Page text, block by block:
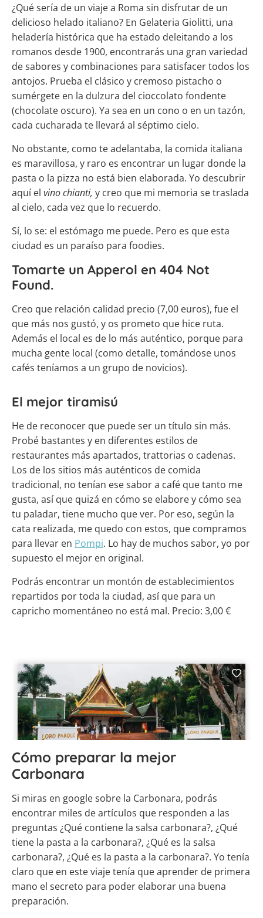
¿Qué sería de un viaje a Roma sin disfrutar de un
delicioso helado italiano? En Gelateria Giolitti, una
heladería histórica que ha estado deleitando a los
romanos desde 1900, encontrarás una gran variedad
de sabores y combinaciones para satisfacer todos los
antojos. Prueba el clásico y cremoso pistacho o
sumérgete en la dulzura del cioccolato fondente
(chocolate oscuro). Ya sea en un cono o en un tazón,
cada cucharada te llevará al séptimo cielo.
No obstante, como te adelantaba, la comida italiana
es maravillosa, y raro es encontrar un lugar donde la
pasta o la pizza no está bien elaborada. Yo descubrir
aquí el vino chianti, y creo que mi memoria se traslada
al cielo, cada vez que lo recuerdo.
Sí, lo se: el estómago me puede. Pero es que esta
ciudad es un paraíso para foodies.
Tomarte un Apperol en 404 Not
Found.
Creo que relación calidad precio (7,00 euros), fue el
que más nos gustó, y os prometo que hice ruta.
Además el local es de lo más auténtico, porque para
mucha gente local (como detalle, tomándose unos
cafés teníamos a un grupo de novicios).
El mejor tiramisú
He de reconocer que puede ser un título sin más.
Probé bastantes y en diferentes estilos de
restaurantes más apartados, trattorias o cadenas.
Los de los sitios más auténticos de comida
tradicional, no tenían ese sabor a café que tanto me
gusta, así que quizá en cómo se elabore y cómo sea
tu paladar, tiene mucho que ver. Por eso, según la
cata realizada, me quedo con estos, que compramos
para llevar en Pompi. Lo hay de muchos sabor, yo por
supuesto el mejor en original.
Podrás encontrar un montón de establecimientos
repartidos por toda la ciudad, así que para un
capricho momentáneo no está mal. Precio: 3,00 €
Cómo preparar la mejor
Carbonara
Si miras en google sobre la Carbonara, podrás
encontrar miles de artículos que responden a las
preguntas ¿Qué contiene la salsa carbonara?, ¿Qué
tiene la pasta a la carbonara?, ¿Qué es la salsa
carbonara?, ¿Qué es la pasta a la carbonara?. Yo tenía
claro que en este viaje tenía que aprender de primera
mano el secreto para poder elaborar una buena
preparación.